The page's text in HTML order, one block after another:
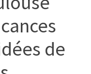
de